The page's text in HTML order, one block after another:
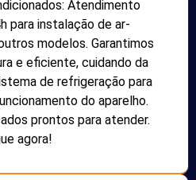
Atendimento
para instalação de ar-
modelos. Garantimos
e eficiente, cuidando da
de refrigeração para
do aparelho.
prontos para atender.
agora!